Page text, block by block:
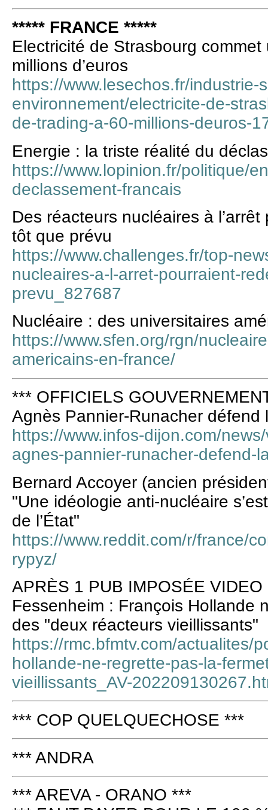
***** FRANCE *****
Electricité de Strasbourg
millions d’euros
https://www.lesechos.fr/industrie-
environnement/electricite-de-
de-trading-a-60-millions-deuros-
Energie : la triste réalité du
https://www.lopinion.fr/politique/
declassement-francais
Des réacteurs nucléaires à
tôt que prévu
https://www.challenges.fr/top-
nucleaires-a-l-arret-pourraient-
prevu_827687
Nucléaire : des universitaires
https://www.sfen.org/rgn/
americains-en-france/
*** OFFICIELS
Agnès Pannier-Runacher défend
https://www.infos-dijon.com/
agnes-pannier-runacher-defend-
Bernard Accoyer (ancien
"Une idéologie anti-nucléaire
de l’État"
https://www.reddit.com/r/france/
rypyz/
APRÈS 1 PUB IMPOSÉE VIDEO
Fessenheim : François Hollande
des "deux réacteurs vieillissants"
https://rmc.bfmtv.com/actualites/
hollande-ne-regrette-pas-la-
vieillissants_AV-
*** COP QUELQUECHOSE ***
*** ANDRA
*** AREVA - ORANO ***